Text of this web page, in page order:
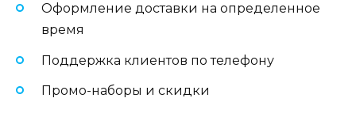
Оформление доставки на определенное
время
Поддержка клиентов по телефону
Промо-наборы и скидки